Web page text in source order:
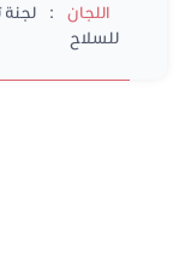
اللجان
:
لجنة
للسلاح